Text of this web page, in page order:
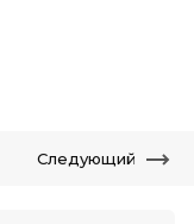
Следующий